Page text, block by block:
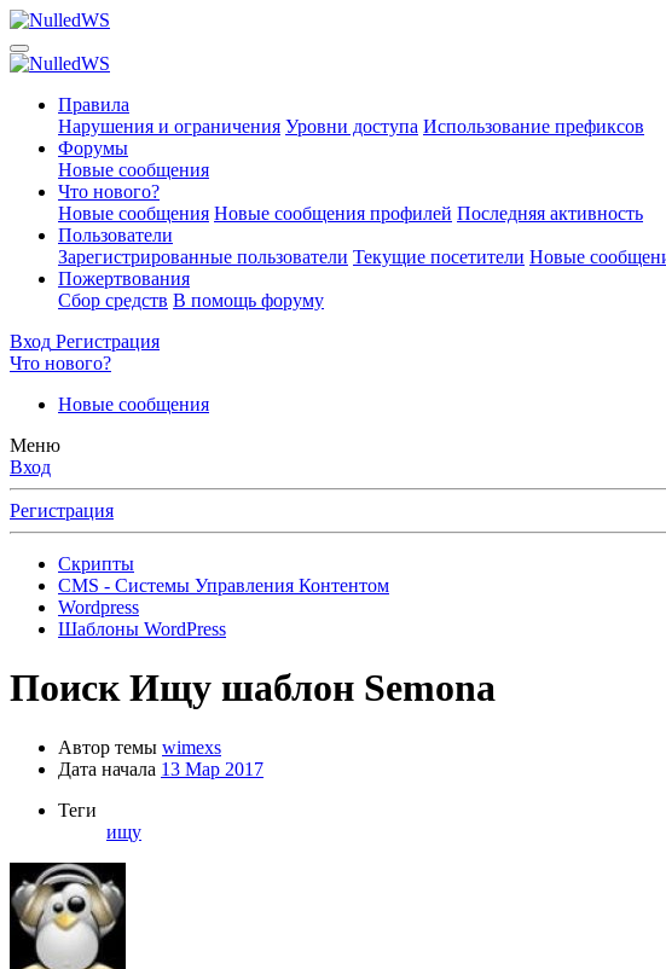
Правила
Нарушения и ограничения Уровни доступа Использование префиксов
Форумы
Новые сообщения
Что нового?
Новые сообщения Новые сообщения профилей Последняя активность
Пользователи
Зарегистрированные пользователи Текущие посетители Новые
Пожертвования
Сбор средств В помощь форуму
Вход Регистрация
Что нового?
Новые сообщения
Меню
Вход
Регистрация
Скрипты
CMS - Системы Управления Контентом
Wordpress
Шаблоны WordPress
Поиск Ищу шаблон Semona
Автор темы wimexs
Дата начала 13 Мар 2017
Теги
ищу